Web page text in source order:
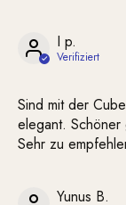
I p.
Sind mit der
elegant. Schöner
Sehr zu
Yunus B.